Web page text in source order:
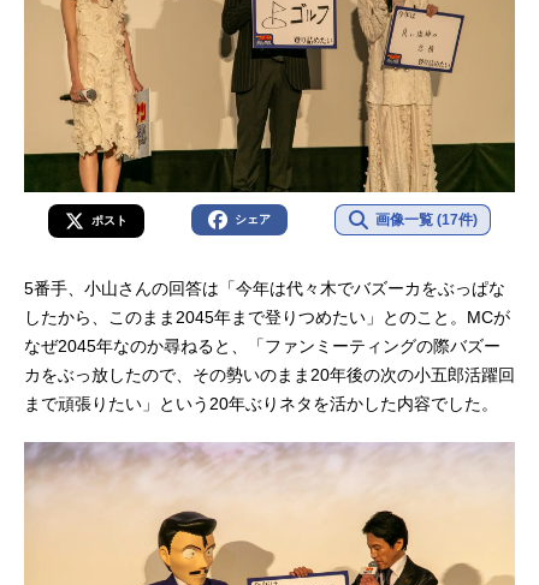
ポスト シェア 画像一覧 (17件)
5番手、小山さんの回答は「今年は代々木でバズーカをぶっぱな
したから、このまま2045年まで登りつめたい」とのこと。MCが
なぜ2045年なのか尋ねると、「ファンミーティングの際バズー
カをぶっ放したので、その勢いのまま20年後の次の小五郎活躍回
まで頑張りたい」という20年ぶりネタを活かした内容でした。